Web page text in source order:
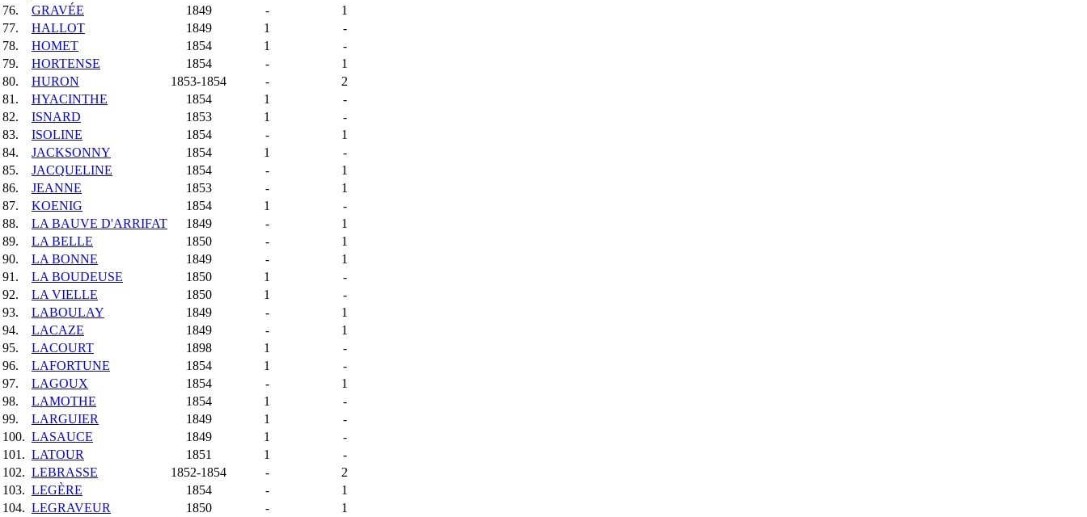
76.
GRAVÉE 1849 -
1
77.
HALLOT 1849 1
-
78.
HOMET 1854 1
-
79.
HORTENSE 1854 -
1
80.
HURON 1853-1854 -
2
81.
HYACINTHE 1854 1
-
82.
ISNARD 1853 1
-
83.
ISOLINE 1854 -
1
84.
JACKSONNY 1854 1
-
85.
JACQUELINE 1854 -
1
86.
JEANNE 1853 -
1
87.
KOENIG 1854 1
-
88.
LA BAUVE D'ARRIFAT 1849 -
1
89.
LA BELLE 1850 -
1
90.
LA BONNE 1849 -
1
91.
LA BOUDEUSE 1850 1
-
92.
LA VIELLE 1850 1
-
93.
LABOULAY 1849 -
1
94.
LACAZE 1849 -
1
95.
LACOURT 1898 1
-
96.
LAFORTUNE 1854 1
-
97.
LAGOUX 1854 -
1
98.
LAMOTHE 1854 1
-
99.
LARGUIER 1849 1
-
100. LASAUCE 1849 1
-
101. LATOUR 1851 1
-
102. LEBRASSE 1852-1854 -
2
103. LEGÈRE 1854 -
1
104. LEGRAVEUR 1850 -
1